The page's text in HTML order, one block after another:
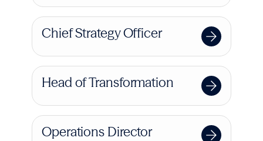
Chief Strategy Officer
Head of Transformation
Operations Director